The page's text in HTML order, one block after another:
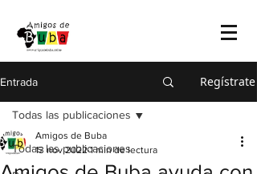
Entrada Regístrate
Todas las publicaciones
Todas las publicaciones
Amigos de Buba
13 nov 2022 1 min de lectura